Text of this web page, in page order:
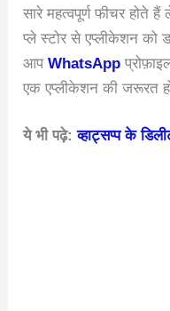
सारे महत्वपूर्ण फीचर
प्ले स्टोर से एप्लीकेशन को
आपWhatsApp
एक एप्लीकेशन की जरूरत
ये भी पढ़े:व्हाट्सप्प के